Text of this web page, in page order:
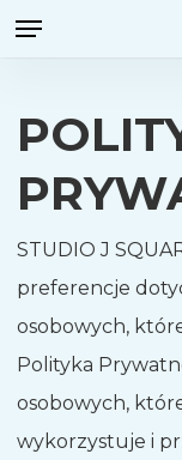
Przejdź
głównej
Menu
STUDIO J
preferencje
osobowych,
Polityka
osobowych,
wykorzystuje i